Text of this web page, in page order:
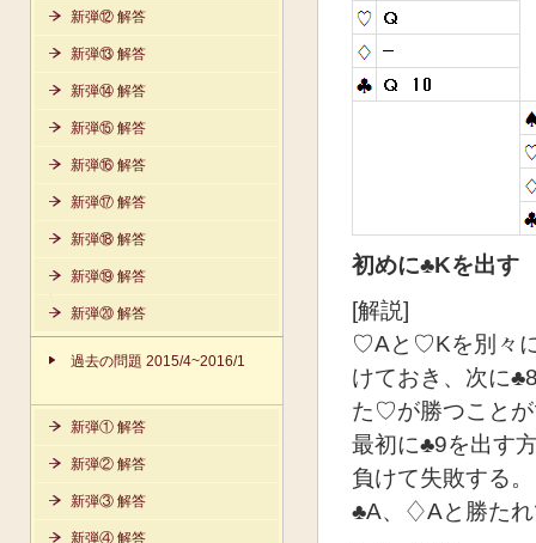
新弾⑫ 解答
新弾⑬ 解答
新弾⑭ 解答
新弾⑮ 解答
新弾⑯ 解答
新弾⑰ 解答
新弾⑱ 解答
新弾⑲ 解答
新弾⑳ 解答
過去の問題 2015/4~2016/1
新弾① 解答
新弾② 解答
新弾③ 解答
新弾④ 解答
初めに♣Kを出す
[解説]
♡Aと♡Kを別々
けておき、次に
た♡が勝つこと
最初に♣9を出す
負けて失敗する
♣A、♢Aと勝たれ